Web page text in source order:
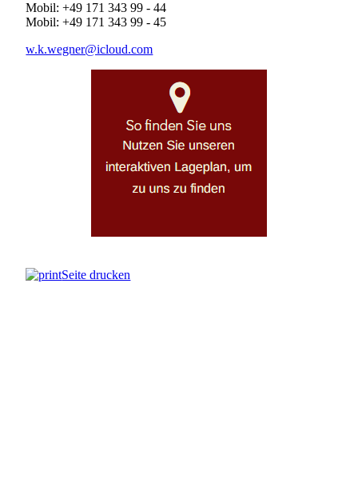
Mobil: +49 171 343 99 - 44
Mobil: +49 171 343 99 - 45
w.k.wegner@icloud.com
Seite drucken